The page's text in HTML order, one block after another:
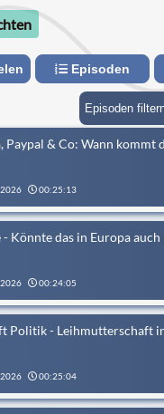
Episoden
Paypal & Co: Wann kommt
00:25:13
Könnte das in Europa auch
00:24:05
Politik - Leihmutterschaft
00:25:04